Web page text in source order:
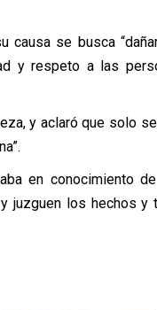
se busca
y respeto a las
y aclaró que solo
en conocimiento
juzguen los hechos y